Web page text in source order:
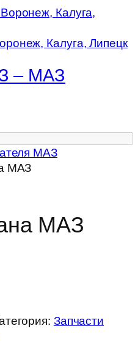
– МАЗ
МАЗ
МАЗ
МАЗ
Запчасти